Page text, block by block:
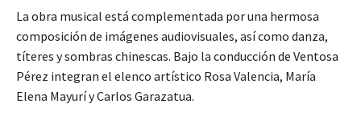
La obra musical está complementada por una hermosa
composición de imágenes audiovisuales, así como danza,
títeres y sombras chinescas. Bajo la conducción de Ventosa
Pérez integran el elenco artístico Rosa Valencia, María
Elena Mayurí y Carlos Garazatua.